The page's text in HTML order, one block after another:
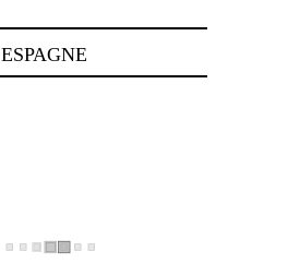
ESPAGNE